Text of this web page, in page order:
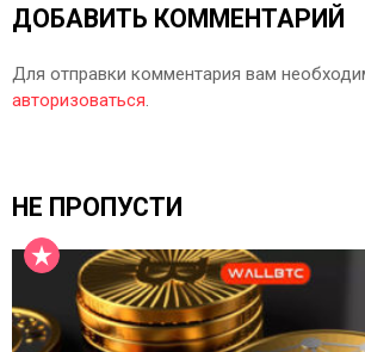
ДОБАВИТЬ КОММЕНТАРИЙ
Для отправки комментария вам
авторизоваться.
НЕ ПРОПУСТИ